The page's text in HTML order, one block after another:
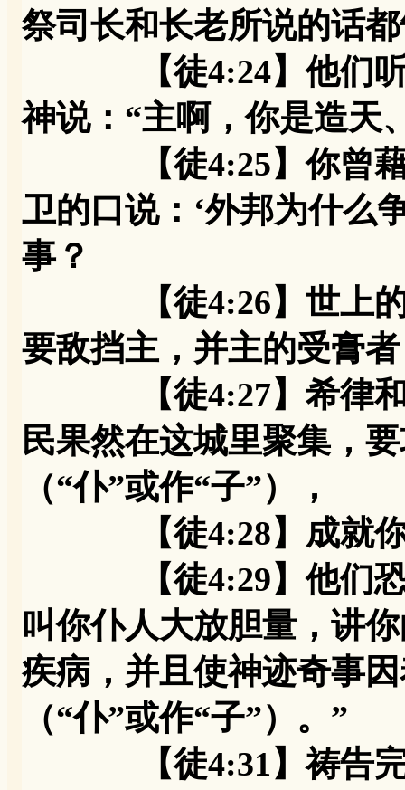
祭司长和长老所说的话
【徒4:24】他们听
神说：“主啊，你是造天
【徒4:25】你曾藉着
卫的口说：‘外邦为什么
事？
【徒4:26】世上的君
要敌挡主，并主的受膏
【徒4:27】希律和本
民果然在这城里聚集，
（“仆”或作“子”），
【徒4:28】成就你手
【徒4:29】他们恐吓
叫你仆人大放胆量，讲
疾病，并且使神迹奇事
（“仆”或作“子”）。”
【徒4:31】祷告完了